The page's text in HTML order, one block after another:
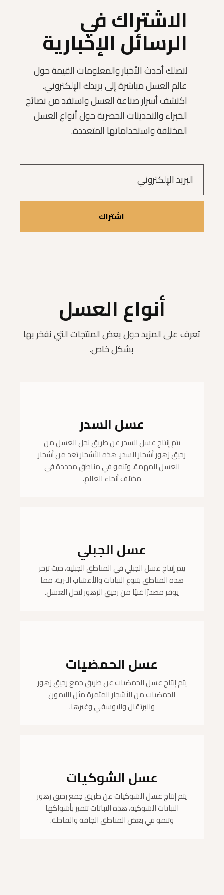
الاشتراك في
الرسائل الإخبارية
لتصلك أحدث الأخبار والمعلومات القيمة حول
عالم العسل مباشرة إلى بريدك الإلكتروني.
اكتشف أسرار صناعة العسل واستفد من نصائح
الخبراء والتحديثات الحصرية حول أنواع العسل
المختلفة واستخداماتها المتعددة.
اشتراك
أنواع العسل
تعرف على المزيد حول بعض المنتجات التي نفخر بها
بشكل خاص.
عسل السدر
يتم إنتاج عسل السدر عن طريق نحل العسل من
رحيق زهور أشجار السدر، هذه الأشجار تعد من أشجار
العسل المهمة، وتنمو في مناطق محددة في
مختلف أنحاء العالم.
عسل الجبلي
يتم إنتاج عسل الجبلي في المناطق الجبلية، حيث تزخر
هذه المناطق بتنوع النباتات والأعشاب البرية، مما
يوفر مصدرًا غنيًا من رحيق الزهور لنحل العسل.
عسل الحمضيات
يتم إنتاج عسل الحمضيات عن طريق جمع رحيق زهور
الحمضيات من الأشجار المثمرة مثل الليمون
والبرتقال واليوسفي وغيرها.
عسل الشوكيات
يتم إنتاج عسل الشوكيات عن طريق جمع رحيق زهور
النباتات الشوكية، هذه النباتات تتميز بأشواكها
وتنمو في بعض المناطق الجافة والقاحلة.